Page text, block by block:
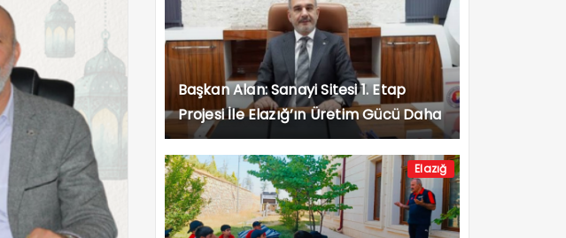
Başkan Alan: Sanayi Sitesi 1. Etap
Projesi İle Elazığ’ın Üretim Gücü Daha
da Artacak”
Elazığ